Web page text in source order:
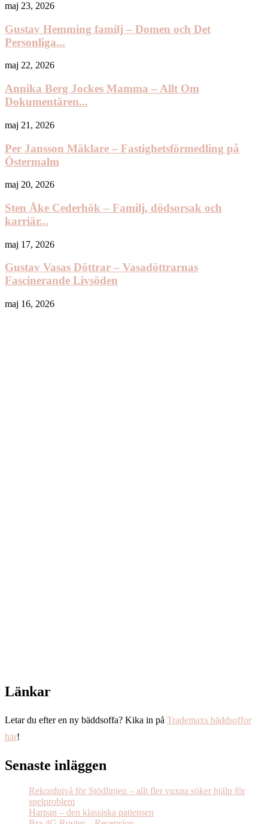
maj 23, 2026
Gustav Hemming familj – Domen och Det
Personliga...
maj 22, 2026
Annika Berg Jockes Mamma – Allt Om
Dokumentären...
maj 21, 2026
Per Jansson Mäklare – Fastighetsförmedling på
Östermalm
maj 20, 2026
Sten Åke Cederhök – Familj, dödsorsak och
karriär...
maj 17, 2026
Gustav Vasas Döttrar – Vasadöttrarnas
Fascinerande Livsöden
maj 16, 2026
Länkar
Letar du efter en ny bäddsoffa? Kika in på Trademaxs bäddsoffor
här!
Senaste inläggen
Rekordnivå för Stödlinjen – allt fler vuxna söker hjälp för
spelproblem
Harpan – den klassiska patiensen